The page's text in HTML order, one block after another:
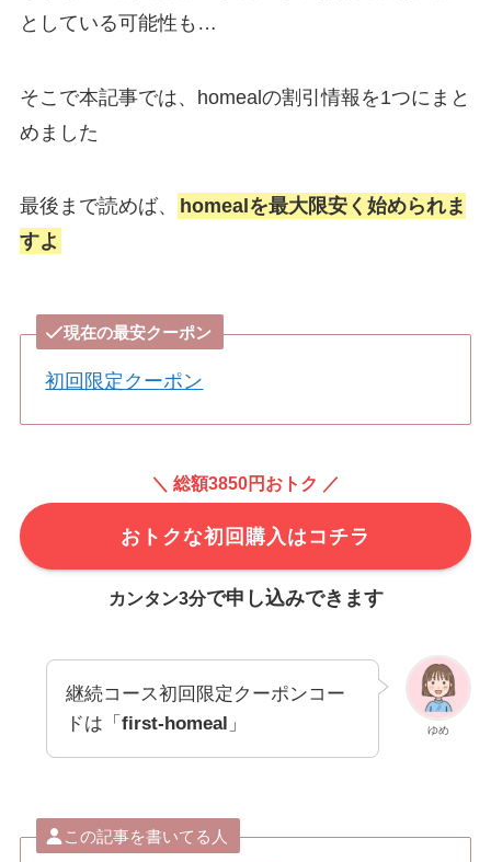
としている可能性も…
そこで本記事では、homealの割引情報を1つにまと
めました
最後まで読めば、
homealを最大限安く始められま
すよ
現在の最安クーポン
初回限定クーポン
＼ 総額3850円おトク ／
おトクな初回購入はコチラ
カンタン3分で申し込みできます
ゆめ
継続コース初回限定クーポンコー
ドは「 first-homeal 」
この記事を書いてる人